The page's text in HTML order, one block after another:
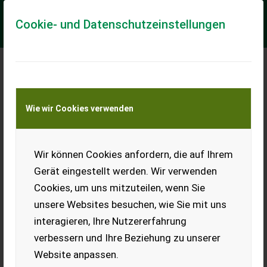
Cookie- und Datenschutzeinstellungen
Wie wir Cookies verwenden
Wir können Cookies anfordern, die auf Ihrem
Gerät eingestellt werden. Wir verwenden
Cookies, um uns mitzuteilen, wenn Sie
unsere Websites besuchen, wie Sie mit uns
interagieren, Ihre Nutzererfahrung
verbessern und Ihre Beziehung zu unserer
Website anpassen.
Meine Transportkostenanfrage
Transport von Land- und Baumaschinen –
KEINE Tiertransporte
Pozostałe CANBUS 2 Joysticks mit
Funksteuerung Scanreco G3
12 V Forstkran Palmen Farma BMF KTS
CANBUS 2 Joysticks mit Funksteuerung Scanreco G3 12 V
Forstkran Palmen Farma BMF KTS Technische Daten :
EUR 0